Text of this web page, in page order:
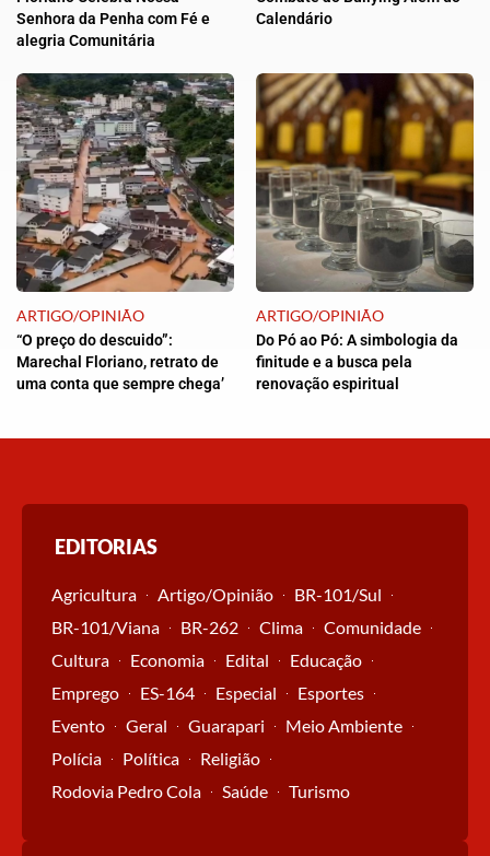
Senhora da Penha com Fé e
alegria Comunitária
Calendário
ARTIGO/OPINIÃO
“O preço do descuido”:
Marechal Floriano, retrato de
uma conta que sempre chega’
ARTIGO/OPINIÃO
Do Pó ao Pó: A simbologia da
finitude e a busca pela
renovação espiritual
EDITORIAS
Agricultura Artigo/Opinião
BR-101/Sul
BR-101/Viana
BR-262 Clima
Comunidade
Cultura
Economia Edital
Educação
Emprego
ES-164 Especial
Esportes
Evento
Geral Guarapari
Meio Ambiente
Polícia
Política
Religião
Rodovia Pedro Cola
Saúde Turismo